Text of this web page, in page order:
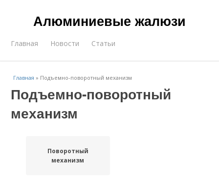
Алюминиевые жалюзи
Главная Новости Статьи
Главная » Подъемно-поворотный механизм
Подъемно-поворотный
механизм
Поворотный
механизм